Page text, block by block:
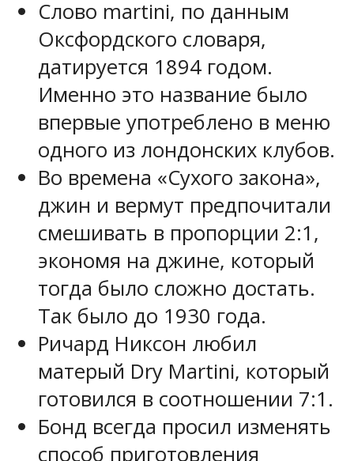
Слово martini, по данным
Оксфордского словаря,
датируется 1894 годом.
Именно это название было
впервые употреблено в меню
одного из лондонских клубов.
Во времена «Сухого закона»,
джин и вермут предпочитали
смешивать в пропорции 2:1,
экономя на джине, который
тогда было сложно достать.
Так было до 1930 года.
Ричард Никсон любил
матерый Dry Martini, который
готовился в соотношении 7:1.
Бонд всегда просил изменять
способ приготовления